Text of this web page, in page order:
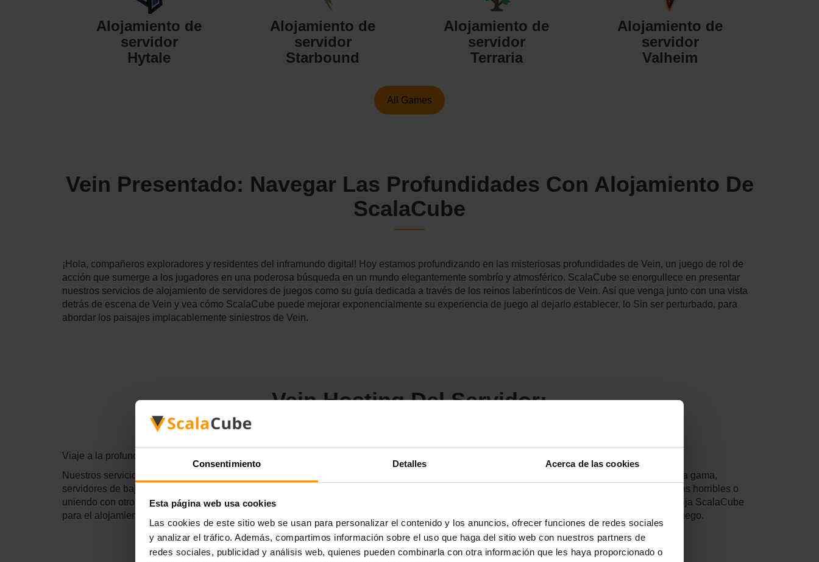
Consentimiento Detalles Acerca de las cookies
Esta página web usa cookies
Las cookies de este sitio web se usan para personalizar el contenido y los anuncios, ofrecer funciones de redes sociales
y analizar el tráfico. Además, compartimos información sobre el uso que haga del sitio web con nuestros partners de
redes sociales, publicidad y análisis web, quienes pueden combinarla con otra información que les haya proporcionado o
Alojamiento de
servidor
Hytale
Alojamiento de
servidor
Starbound
Alojamiento de
servidor
Terraria
Alojamiento de
servidor
Valheim
All Games
Vein Presentado: Navegar Las Profundidades Con Alojamiento De
ScalaCube
¡Hola, compañeros exploradores y residentes del inframundo digital! Hoy estamos profundizando en las misteriosas profundidades de Vein, un juego de rol de
acción que sumerge a los jugadores en una poderosa búsqueda en un mundo elegantemente sombrío y atmosférico. ScalaCube se enorgullece en presentar
nuestros servicios de alojamiento de servidores de juegos como su guía dedicada a través de los reinos laberínticos de Vein. Así que venga junto con una vista
detrás de escena de Vein y vea cómo ScalaCube puede mejorar exponencialmente su experiencia de juego al dejarlo establecer, lo Sin ser perturbado, para
abordar los paisajes implacablemente siniestros de Vein.
Vein Hosting Del Servidor:
Viaje a la profundidad de los dominios oscuros de Vein, y solo el viaje confiable con el alojamiento de servidores de juegos de ScalaCube.
Nuestros servicios de alojamiento permiten la inmersión sin retraso en los terrores turbulentos de Vein. ScalaCube le facilita su tecnología de alta gama,
servidores de baja latencia y panel de control intuitivo. Ya sea que estés pisando a través de mazmorras espeluznantes, luchando contra criaturas horribles o
uniendo con otros aventureros, los servicios de alojamiento de ScalaCube son confiables y están respaldados para juegos como ningún otro. Elija ScalaCube
para el alojamiento del servidor Vein y se atreve a ingresar a la oscuridad, sabiendo que se cumplirán sus altos estándares de rendimiento del juego.